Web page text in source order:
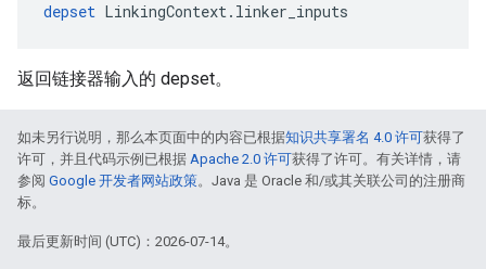
depset LinkingContext.linker_inputs
返回链接器输入的 depset。
如未另行说明，那么本页面中的内容已根据知识共享署名 4.0 许可获得了
许可，并且代码示例已根据 Apache 2.0 许可获得了许可。有关详情，请
参阅 Google 开发者网站政策。Java 是 Oracle 和/或其关联公司的注册商
标。
最后更新时间 (UTC)：2026-07-14。